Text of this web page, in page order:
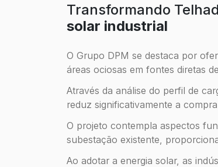
Transformando
solar industrial
O Grupo DPM se destaca por
áreas ociosas em fontes diretas
Através da análise do perfil de
reduz significativamente a
O projeto contempla aspectos
subestação existente,
Ao adotar a energia solar, as